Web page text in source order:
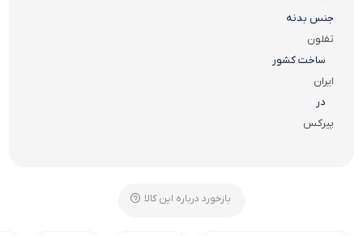
جنس بدنه
تفلون
ساخت کشور
ایران
در
پیرکس
بازخورد درباره این کالا